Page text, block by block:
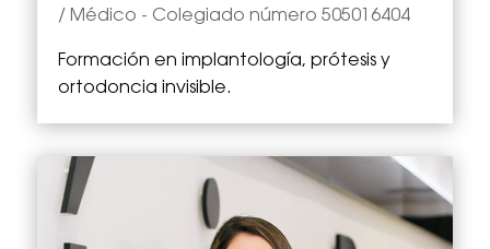
/ Médico - Colegiado número 505016404
Formación en implantología, prótesis y
ortodoncia invisible.